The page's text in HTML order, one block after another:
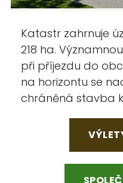
Katastr zahrnuje
218 ha.
při příjezdu do
na horizontu se
chráněná stavba